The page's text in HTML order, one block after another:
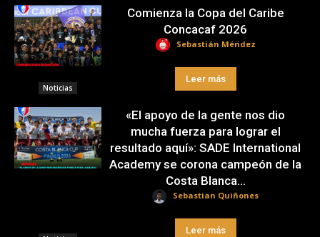
Noticias
Comienza la Copa del Caribe
Concacaf 2026
Sebastián Méndez
Leer más
«El apoyo de la gente nos dio
mucha fuerza para lograr el
resultado aquí»: SADE International
Academy se corona campeón de la
Costa Blanca...
Sebastian Quiñones
Leer más